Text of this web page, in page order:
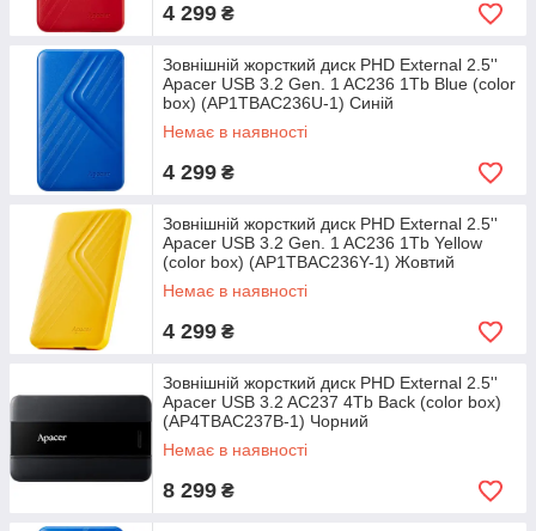
4 299 ₴
Зовнішній жорсткий диск PHD External 2.5''
Apacer USB 3.2 Gen. 1 AC236 1Tb Blue (color
box) (AP1TBAC236U-1) Синій
Немає в наявності
4 299 ₴
Зовнішній жорсткий диск PHD External 2.5''
Apacer USB 3.2 Gen. 1 AC236 1Tb Yellow
(color box) (AP1TBAC236Y-1) Жовтий
Немає в наявності
4 299 ₴
Зовнішній жорсткий диск PHD External 2.5''
Apacer USB 3.2 AC237 4Tb Back (color box)
(AP4TBAC237B-1) Чорний
Немає в наявності
8 299 ₴